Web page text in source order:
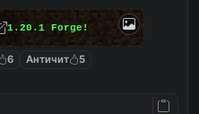
1.20.1 Forge!
6 Античит
5